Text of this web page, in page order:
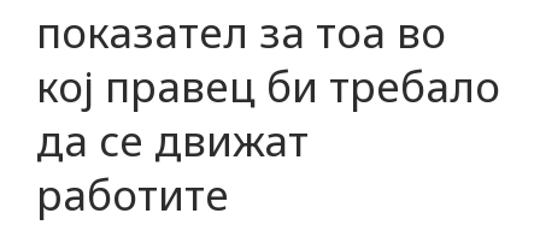
показател за тоа во
кој правец би требало
да се движат
работите